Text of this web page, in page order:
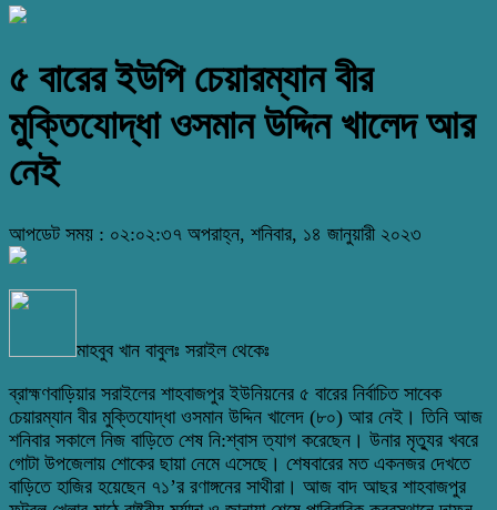
৫ বারের ইউপি চেয়ারম্যান বীর
মুক্তিযোদ্ধা ওসমান উদ্দিন খালেদ আর
নেই
আপডেট সময় : ০২:০২:৩৭ অপরাহ্ন, শনিবার, ১৪ জানুয়ারী ২০২৩
মাহবুব খান বাবুলঃ সরাইল থেকেঃ
ব্রাহ্মণবাড়িয়ার সরাইলের শাহবাজপুর ইউনিয়নের ৫ বারের নির্বাচিত সাবেক
চেয়ারম্যান বীর মুক্তিযোদ্ধা ওসমান উদ্দিন খালেদ (৮০) আর নেই। তিনি আজ
শনিবার সকালে নিজ বাড়িতে শেষ নি:শ্বাস ত্যাগ করেছেন। উনার মৃত্যুর খবরে
গোটা উপজেলায় শোকের ছায়া নেমে এসেছে। শেষবারের মত একনজর দেখতে
বাড়িতে হাজির হয়েছেন ৭১’র রণাঙ্গনের সাথীরা। আজ বাদ আছর শাহবাজপুর